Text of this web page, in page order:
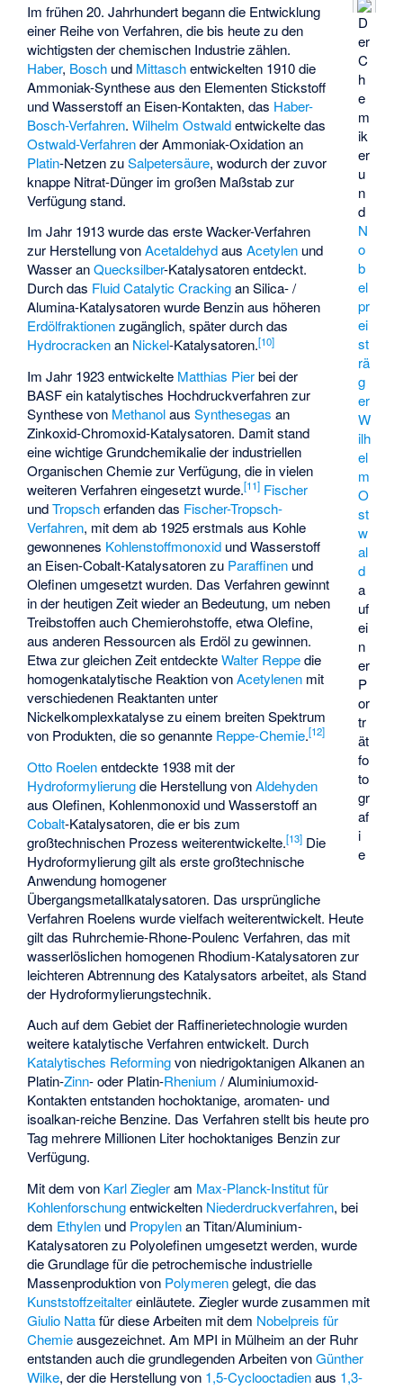
D
er
C
h
e
m
ik
er
u
n
d
N
o
b
el
pr
ei
st
rä
g
er
W
ilh
el
m
O
st
w
al
d
a
uf
ei
n
er
P
or
tr
ät
fo
to
gr
af
i
e
Im frühen 20. Jahrhundert begann die Entwicklung
einer Reihe von Verfahren, die bis heute zu den
wichtigsten der chemischen Industrie zählen.
Haber, Bosch und Mittaschentwickelten 1910 die
Ammoniak-Synthese aus den Elementen Stickstoff
und Wasserstoff an Eisen-Kontakten, das Haber-
Bosch-Verfahren.Wilhelm Ostwaldentwickelte das
Ostwald-Verfahrender Ammoniak-Oxidation an
Platin-Netzen zuSalpetersäure, wodurch der zuvor
knappe Nitrat-Dünger im großen Maßstab zur
Verfügung stand.
Im Jahr 1913 wurde das erste Wacker-Verfahren
zur Herstellung vonAcetaldehydausAcetylen und
Wasser anQuecksilber-Katalysatoren entdeckt.
Durch das Fluid Catalytic Crackingan Silica- /
Alumina-Katalysatoren wurde Benzin aus höheren
Erdölfraktionenzugänglich, später durch das
Hydrocrackenan Nickel-Katalysatoren.[10]
Im Jahr 1923 entwickelte Matthias Pierbei der
BASF ein katalytisches Hochdruckverfahren zur
Synthese von MethanolausSynthesegas an
Zinkoxid-Chromoxid-Katalysatoren. Damit stand
eine wichtige Grundchemikalie der industriellen
Organischen Chemie zur Verfügung, die in vielen
weiteren Verfahren eingesetzt wurde.[11] Fischer
undTropscherfanden das Fischer-Tropsch-
Verfahren, mit dem ab 1925 erstmals aus Kohle
gewonnenes Kohlenstoffmonoxid und Wasserstoff
an Eisen-Cobalt-Katalysatoren zu Paraffinen und
Olefinen umgesetzt wurden. Das Verfahren gewinnt
in der heutigen Zeit wieder an Bedeutung, um neben
Treibstoffen auch Chemierohstoffe, etwa Olefine,
aus anderen Ressourcen als Erdöl zu gewinnen.
Etwa zur gleichen Zeit entdeckteWalter Reppedie
homogenkatalytische Reaktion vonAcetylenen mit
verschiedenen Reaktanten unter
Nickelkomplexkatalyse zu einem breiten Spektrum
von Produkten, die so genannte Reppe-Chemie.[12]
Otto Roelenentdeckte 1938 mit der
Hydroformylierungdie Herstellung vonAldehyden
aus Olefinen, Kohlenmonoxid und Wasserstoff an
Cobalt-Katalysatoren, die er bis zum
großtechnischen Prozess weiterentwickelte.[13] Die
Hydroformylierung gilt als erste großtechnische
Anwendung homogener
Übergangsmetallkatalysatoren. Das ursprüngliche
Verfahren Roelens wurde vielfach weiterentwickelt. Heute
gilt das Ruhrchemie-Rhone-Poulenc Verfahren, das mit
wasserlöslichen homogenen Rhodium-Katalysatoren zur
leichteren Abtrennung des Katalysators arbeitet, als Stand
der Hydroformylierungstechnik.
Auch auf dem Gebiet der Raffinerietechnologie wurden
weitere katalytische Verfahren entwickelt. Durch
Katalytisches Reformingvon niedrigoktanigen Alkanen an
Platin-Zinn- oder Platin-Rhenium / Aluminiumoxid-
Kontakten entstanden hochoktanige, aromaten- und
isoalkan-reiche Benzine. Das Verfahren stellt bis heute pro
Tag mehrere Millionen Liter hochoktaniges Benzin zur
Verfügung.
Mit dem von Karl Ziegleram Max-Planck-Institut für
Kohlenforschungentwickelten Niederdruckverfahren, bei
dem Ethylen und Propylenan Titan/Aluminium-
Katalysatoren zu Polyolefinen umgesetzt werden, wurde
die Grundlage für die petrochemische industrielle
Massenproduktion von Polymerengelegt, die das
Kunststoffzeitaltereinläutete. Ziegler wurde zusammen mit
Giulio Nattafür diese Arbeiten mit dem Nobelpreis für
Chemieausgezeichnet. Am MPI in Mülheim an der Ruhr
entstanden auch die grundlegenden Arbeiten vonGünther
Wilke, der die Herstellung von 1,5-Cyclooctadienaus 1,3-